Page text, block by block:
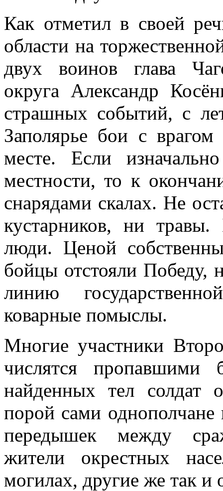
Как отметил в своей
области на
двух воинов глава
округа Александр
страшных событий, с
Заполярье бои с
месте. Если
местности, то к
снарядами скалах. Не
кустарников, ни
люди. Ценой
бойцы отстояли Победу,
линию
коварные помыслы.
Многие участники
числятся пропавшими
найденных тел солдат
порой сами
передышек между
жители окрестных
могилах, другие же так и